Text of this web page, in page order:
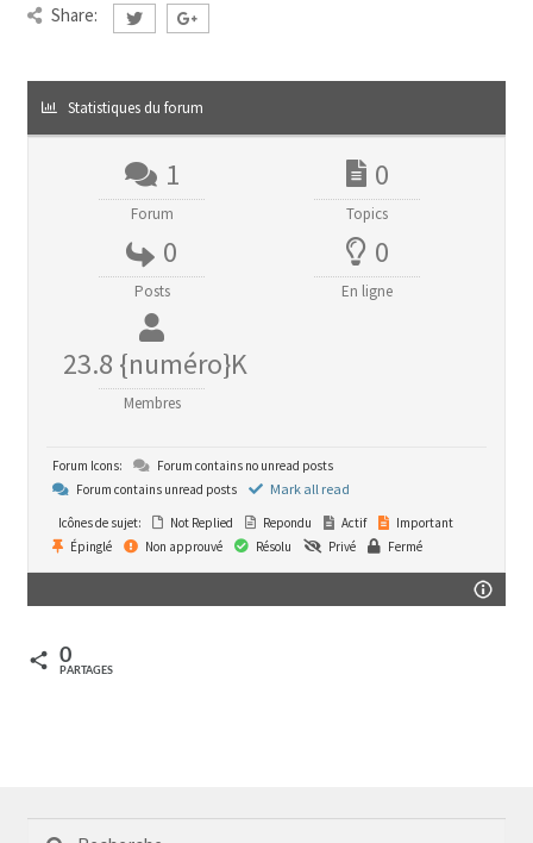
Share:
Statistiques du forum
1
Forum
0
Topics
0
Posts
0
En ligne
23.8 {numéro}K
Membres
Forum Icons:
Forum contains no unread posts
Forum contains unread posts
Mark all read
Icônes de sujet: Not Replied Repondu Actif
Important
Épinglé
Non approuvé Résolu Privé Fermé
0
PARTAGES
Rechercher :